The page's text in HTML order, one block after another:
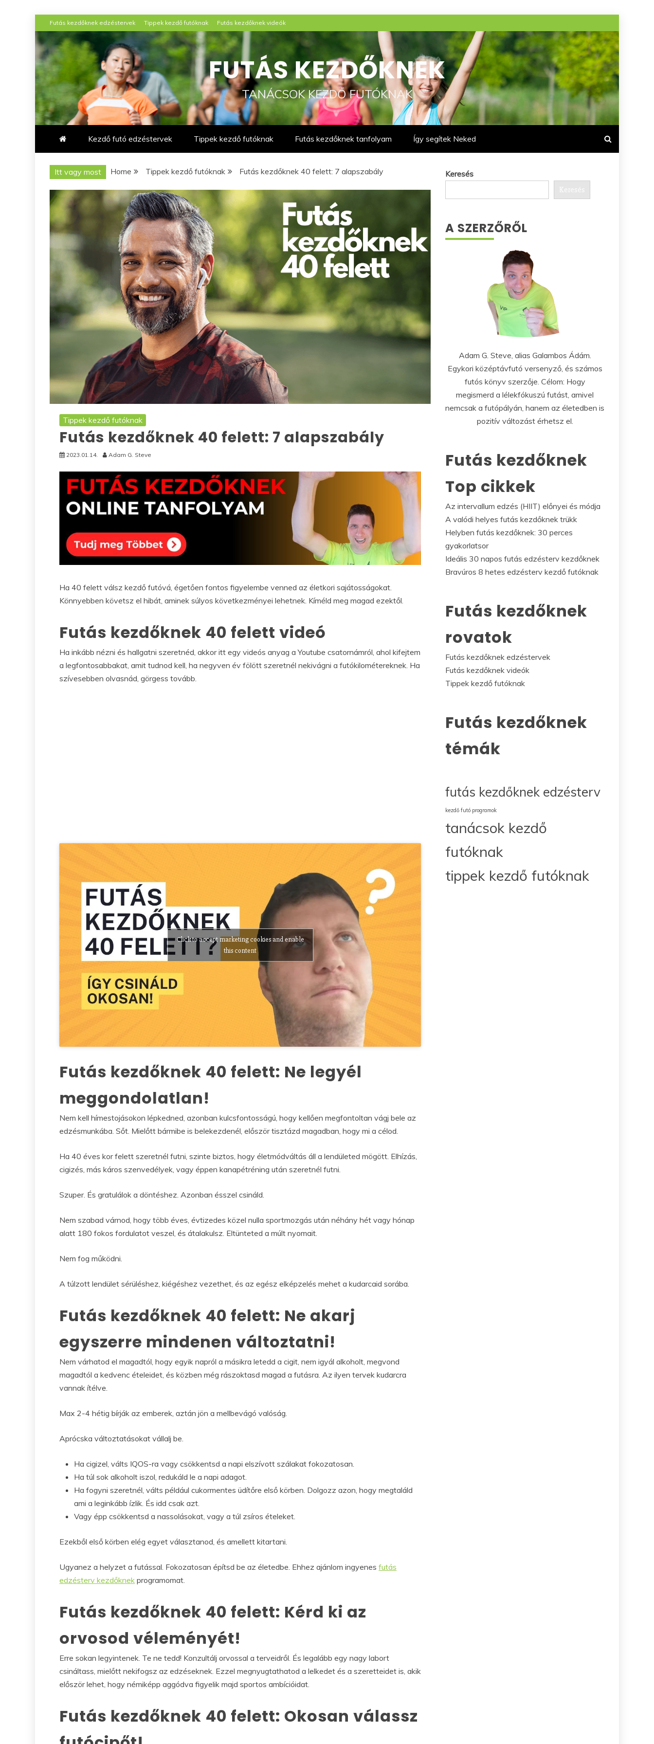
to
content
Futás kezdőknek edzéstervek Tippek kezdő futóknak Futás kezdőknek videók
FUTÁS KEZDŐKNEK
TANÁCSOK KEZDŐ FUTÓKNAK
Kezdő futó edzéstervek Tippek kezdő futóknak Futás kezdőknek tanfolyam Így segítek Neked
Itt vagy most Home Tippek kezdő futóknak Futás kezdőknek 40 felett: 7 alapszabály
Tippek kezdő futóknak
Futás kezdőknek 40 felett: 7 alapszabály
2023.01.14. Adam G. Steve
Ha 40 felett válsz kezdő futóvá, égetően fontos figyelembe venned az életkori sajátosságokat.
Könnyebben követsz el hibát, aminek súlyos következményei lehetnek. Kíméld meg magad ezektől.
Futás kezdőknek 40 felett videó
Ha inkább nézni és hallgatni szeretnéd, akkor itt egy videós anyag a Youtube csatornámról, ahol kifejtem
a legfontosabbakat, amit tudnod kell, ha negyven év fölött szeretnél nekivágni a futókilométereknek. Ha
szívesebben olvasnád, görgess tovább.
Click to accept marketing cookies and enable
this content
Futás kezdőknek 40 felett: Ne legyél
meggondolatlan!
Nem kell hímestojásokon lépkedned, azonban kulcsfontosságú, hogy kellően megfontoltan vágj bele az
edzésmunkába. Sőt. Mielőtt bármibe is belekezdenél, először tisztázd magadban, hogy mi a célod.
Ha 40 éves kor felett szeretnél futni, szinte biztos, hogy életmódváltás áll a lendületed mögött. Elhízás,
cigizés, más káros szenvedélyek, vagy éppen kanapétréning után szeretnél futni.
Szuper. És gratulálok a döntéshez. Azonban ésszel csináld.
Nem szabad várnod, hogy több éves, évtizedes közel nulla sportmozgás után néhány hét vagy hónap
alatt 180 fokos fordulatot veszel, és átalakulsz. Eltünteted a múlt nyomait.
Nem fog működni.
A túlzott lendület sérüléshez, kiégéshez vezethet, és az egész elképzelés mehet a kudarcaid sorába.
Futás kezdőknek 40 felett: Ne akarj
egyszerre mindenen változtatni!
Nem várhatod el magadtól, hogy egyik napról a másikra letedd a cigit, nem igyál alkoholt, megvond
magadtól a kedvenc ételeidet, és közben még rászoktasd magad a futásra. Az ilyen tervek kudarcra
vannak ítélve.
Max 2-4 hétig bírják az emberek, aztán jön a mellbevágó valóság.
Aprócska változtatásokat vállalj be.
Ha cigizel, válts IQOS-ra vagy csökkentsd a napi elszívott szálakat fokozatosan.
Ha túl sok alkoholt iszol, redukáld le a napi adagot.
Ha fogyni szeretnél, válts például cukormentes üdítőre első körben. Dolgozz azon, hogy megtaláld
ami a leginkább ízlik. És idd csak azt.
Vagy épp csökkentsd a nassolásokat, vagy a túl zsíros ételeket.
Ezekből első körben elég egyet választanod, és amellett kitartani.
Ugyanez a helyzet a futással. Fokozatosan építsd be az életedbe. Ehhez ajánlom ingyenes futás
edzésterv kezdőknek programomat.
Futás kezdőknek 40 felett: Kérd ki az
orvosod véleményét!
Erre sokan legyintenek. Te ne tedd! Konzultálj orvossal a terveidről. És legalább egy nagy labort
csináltass, mielőtt nekifogsz az edzéseknek. Ezzel megnyugtathatod a lelkedet és a szeretteidet is, akik
először lehet, hogy némiképp aggódva figyelik majd sportos ambícióidat.
Futás kezdőknek 40 felett: Okosan válassz
Keresés
Keresés
A SZERZŐRŐL
Adam G. Steve, alias Galambos Ádám.
Egykori középtávfutó versenyző, és számos
futós könyv szerzője. Célom: Hogy
megismerd a lélekfókuszú futást, amivel
nemcsak a futópályán, hanem az életedben is
pozitív változást érhetsz el.
Futás kezdőknek
Top cikkek
Az intervallum edzés (HIIT) előnyei és módja
A valódi helyes futás kezdőknek trükk
Helyben futás kezdőknek: 30 perces
gyakorlatsor
Ideális 30 napos futás edzésterv kezdőknek
Bravúros 8 hetes edzésterv kezdő futóknak
Futás kezdőknek
rovatok
Futás kezdőknek edzéstervek
Futás kezdőknek videók
Tippek kezdő futóknak
Futás kezdőknek
témák
futás kezdőknek edzésterv
kezdő futó programok
tanácsok kezdő
futóknak
tippek kezdő futóknak